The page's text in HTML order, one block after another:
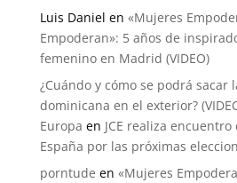
Luis Daniel en «Mujeres
Empoderan»: 5 años de
femenino en Madrid (VIDEO)
¿Cuándo y cómo se podrá sacar
dominicana en el exterior?
Europa en JCE realiza
España por las próximas
porntude en «Mujeres